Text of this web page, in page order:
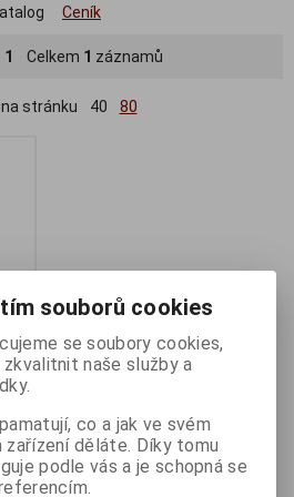
Ceník
1 Celkem 1 záznamů
stránku 40 80
souborů cookies
se soubory cookies,
naše služby a
co a jak ve svém
zařízení děláte. Díky tomu
podle vás a je schopná se